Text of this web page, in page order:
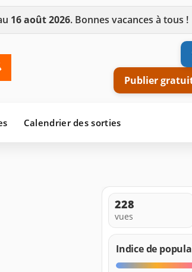
16 août 2026. Bonnes vacances à tous !
Publier
Calendrier des sorties
228
vues
Indice de